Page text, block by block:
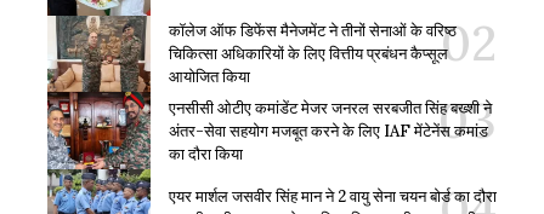
कॉलेज ऑफ डिफेंस मैनेजमेंट ने तीनों सेनाओं के वरिष्ठ
चिकित्सा अधिकारियों के लिए वित्तीय प्रबंधन कैप्सूल
आयोजित किया
एनसीसी ओटीए कमांडेंट मेजर जनरल सरबजीत सिंह बख्शी ने
अंतर-सेवा सहयोग मजबूत करने के लिए IAF मेंटेनेंस कमांड
का दौरा किया
एयर मार्शल जसवीर सिंह मान ने 2 वायु सेना चयन बोर्ड का दौरा